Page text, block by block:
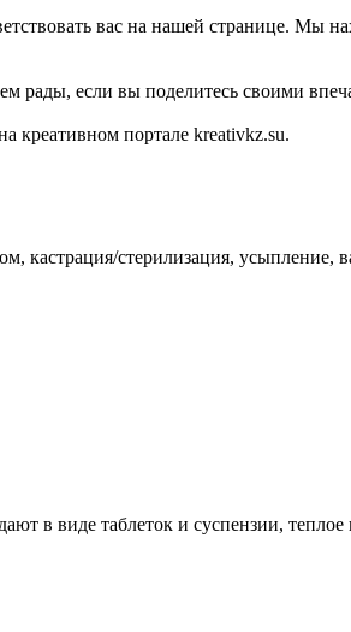
вас на нашей странице. Мы
если вы поделитесь своими
портале kreativkz.su.
кастрация/стерилизация, усыпление,
в виде таблеток и суспензии,